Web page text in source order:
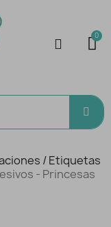
/ Etiquetas
- Princesas